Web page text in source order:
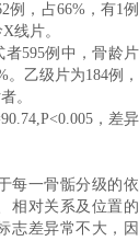
例，占66%，有1例
X线片。
者595例中，骨龄片
。乙级片为184例，
。
，差异
每一骨骺分级的依
相对关系及位置的
志差异常不大，因